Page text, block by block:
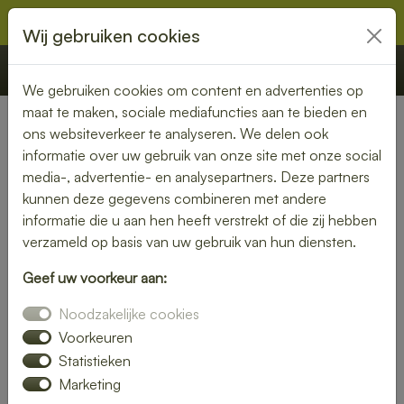
€ 0,00 Offerte Bestellen
Nederland»Zeeland» Kruiningen
Geniet van een bezorgde
lunch in Kruiningen – snel en
smaakvol
maakt je dag compleet. Laat je lunch bezorgen in Kruiningen
en kies uit een uitgebreid assortiment verse broodjes,
salades en warme gerechten.
Wij zorgen voor een snelle levering, zodat jij onbezorgd kunt
Wij gebruiken cookies
We gebruiken cookies om content en advertenties op
maat te maken, sociale mediafuncties aan te bieden en
ons websiteverkeer te analyseren. We delen ook
informatie over uw gebruik van onze site met onze social
media-, advertentie- en analysepartners. Deze partners
kunnen deze gegevens combineren met andere
informatie die u aan hen heeft verstrekt of die zij hebben
verzameld op basis van uw gebruik van hun diensten.
Geef uw voorkeur aan:
Noodzakelijke cookies
Voorkeuren
Statistieken
Marketing